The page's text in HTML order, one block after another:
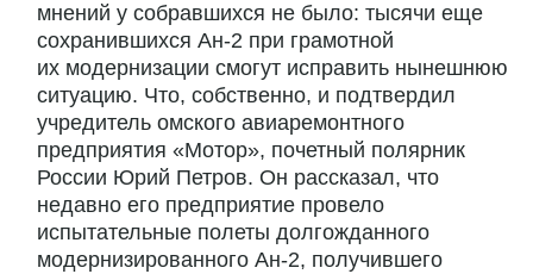
мнений у собравшихся не было: тысячи еще
сохранившихся Ан-2 при грамотной
их модернизации смогут исправить нынешнюю
ситуацию. Что, собственно, и подтвердил
учредитель омского авиаремонтного
предприятия «Мотор», почетный полярник
России Юрий Петров. Он рассказал, что
недавно его предприятие провело
испытательные полеты долгожданного
модернизированного Ан-2, получившего